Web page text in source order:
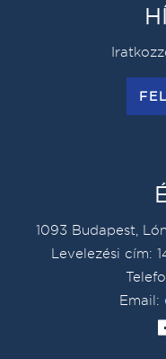
1093 Budapest,
Levelezési cím:
Email: